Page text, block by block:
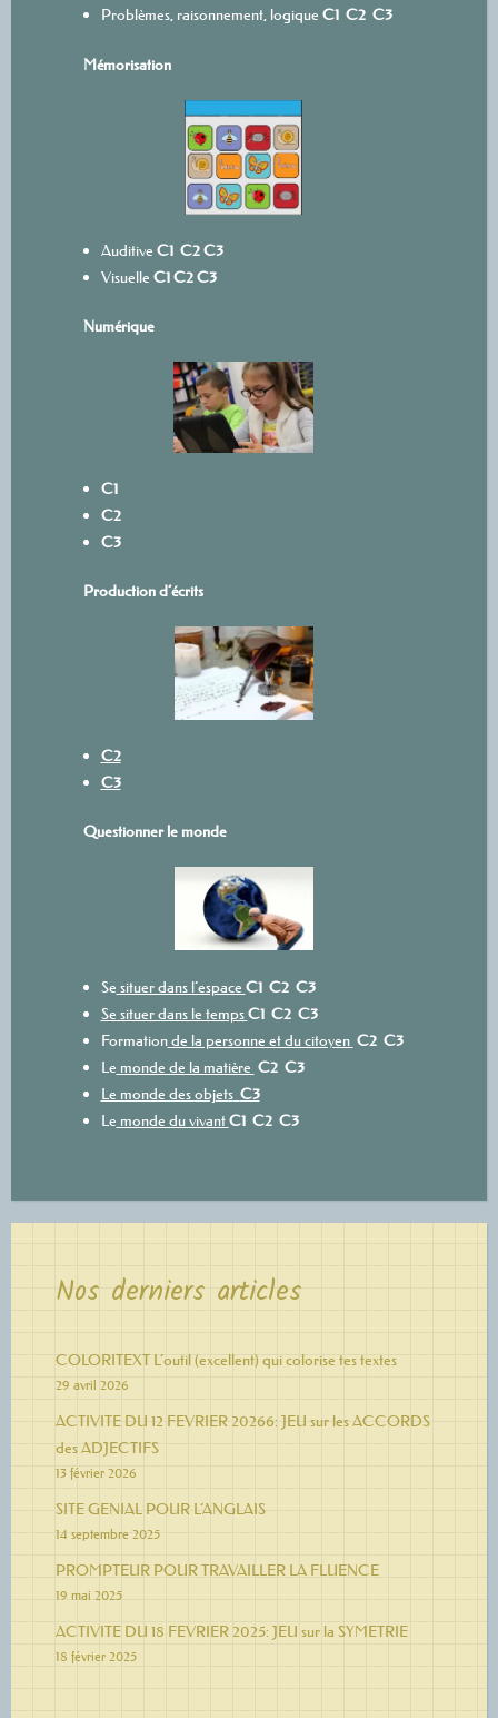
Problèmes, raisonnement, logique C1 C2 C3
Mémorisation
Auditive C1 C2C3
Visuelle C1C2C3
Numérique
C1
C2
C3
Production d’écrits
C2
C3
Questionner le monde
Se situer dans l’espace C1 C2 C3
Se situer dans le tempsC1 C2 C3
Formationde la personne et du citoyen C2 C3
Le monde de la matière C2 C3
Le monde des objets C3
Le monde du vivantC1 C2 C3
Nos derniers articles
COLORITEXT L’outil (excellent) qui colorise tes textes
29 avril 2026
ACTIVITE DU 12 FEVRIER 20266: JEU sur les ACCORDS
des ADJECTIFS
13 février 2026
SITE GENIAL POUR L’ANGLAIS
14 septembre 2025
PROMPTEUR POUR TRAVAILLER LA FLUENCE
19 mai 2025
ACTIVITE DU 18 FEVRIER 2025: JEU sur la SYMETRIE
18 février 2025